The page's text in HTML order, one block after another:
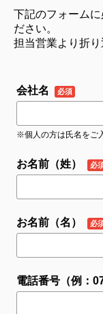
下記のフォーム
ださい。
担当営業より折り
会社名
※個人の方は氏名をご
お名前（姓）
お名前（名）
電話番号（例：